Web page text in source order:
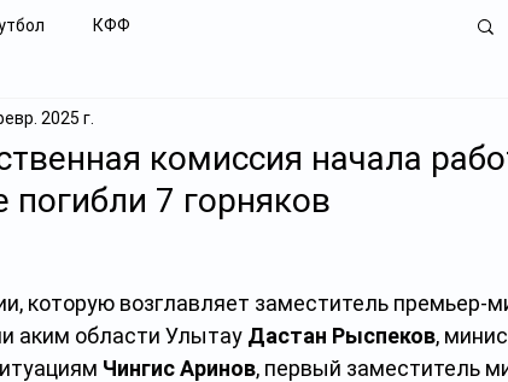
КФФ
комиссия начала
погибли 7 горняков
2025 г.
которую возглавляет заместитель премьер-
аким области Улытау Дастан Рыспеков,
Чингис Аринов, первый заместитель